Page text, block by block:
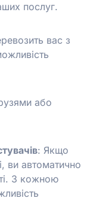
послуг.
вас з
або
: Якщо
ви автоматично
З кожною